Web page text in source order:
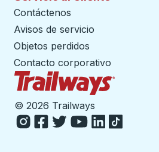
Contáctenos
Avisos de servicio
Objetos perdidos
Contacto corporativo
© 2026 Trailways